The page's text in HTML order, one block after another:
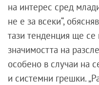
на интерес сред
не е за всеки“,
тази тенденция ще се
значимостта на
особено в случаи на
и системни грешки.